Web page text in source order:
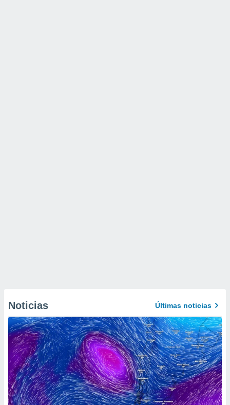
Noticias Últimas noticias